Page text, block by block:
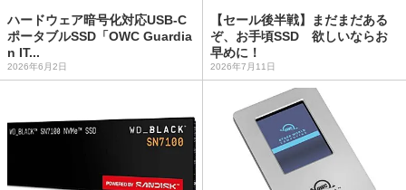
ハードウェア暗号化対応USB-C
ポータブルSSD「OWC Guardia
n IT...
2026年6月2日
【セール後半戦】まだまだある
ぞ、お手頃SSD 欲しいならお
早めに！
2026年7月11日